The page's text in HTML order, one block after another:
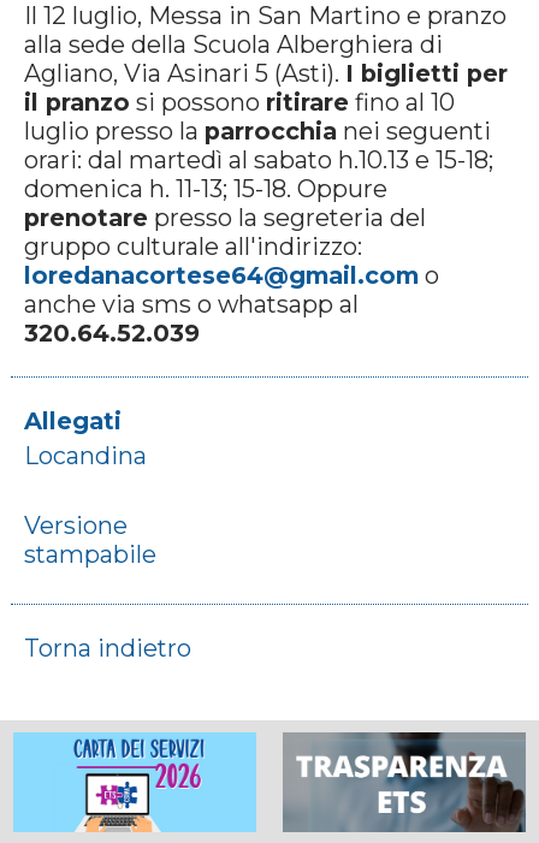
Il 12 luglio, Messa in San Martino e pranzo
alla sede della Scuola Alberghiera di
Agliano, Via Asinari 5 (Asti). I biglietti per
il pranzo si possono ritirare fino al 10
luglio presso la parrocchia nei seguenti
orari: dal martedì al sabato h.10.13 e 15-18;
domenica h. 11-13; 15-18. Oppure
prenotare presso la segreteria del
gruppo culturale all'indirizzo:
loredanacortese64@gmail.com o
anche via sms o whatsapp al
320.64.52.039
Allegati
Locandina
Versione
stampabile
Torna indietro